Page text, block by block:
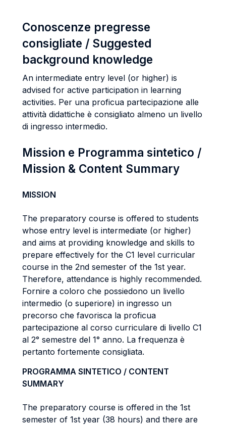
Conoscenze pregresse
consigliate / Suggested
background knowledge
An intermediate entry level (or higher) is
advised for active participation in learning
activities. Per una proficua partecipazione alle
attività didattiche è consigliato almeno un livello
di ingresso intermedio.
Mission e Programma sintetico /
Mission & Content Summary
MISSION
The preparatory course is offered to students
whose entry level is intermediate (or higher)
and aims at providing knowledge and skills to
prepare effectively for the C1 level curricular
course in the 2nd semester of the 1st year.
Therefore, attendance is highly recommended.
Fornire a coloro che possiedono un livello
intermedio (o superiore) in ingresso un
precorso che favorisca la proficua
partecipazione al corso curriculare di livello C1
al 2° semestre del 1° anno. La frequenza è
pertanto fortemente consigliata.
PROGRAMMA SINTETICO / CONTENT
SUMMARY
The preparatory course is offered in the 1st
semester of 1st year (38 hours) and there are